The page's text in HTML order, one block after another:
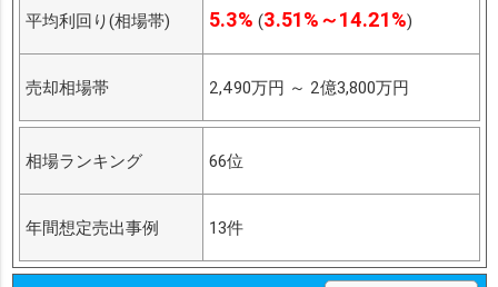
平均利回り(相場帯) 5.3% (3.51%～14.21%)
売却相場帯 2,490万円 ～ 2億3,800万円
相場ランキング 66位
年間想定売出事例 13件